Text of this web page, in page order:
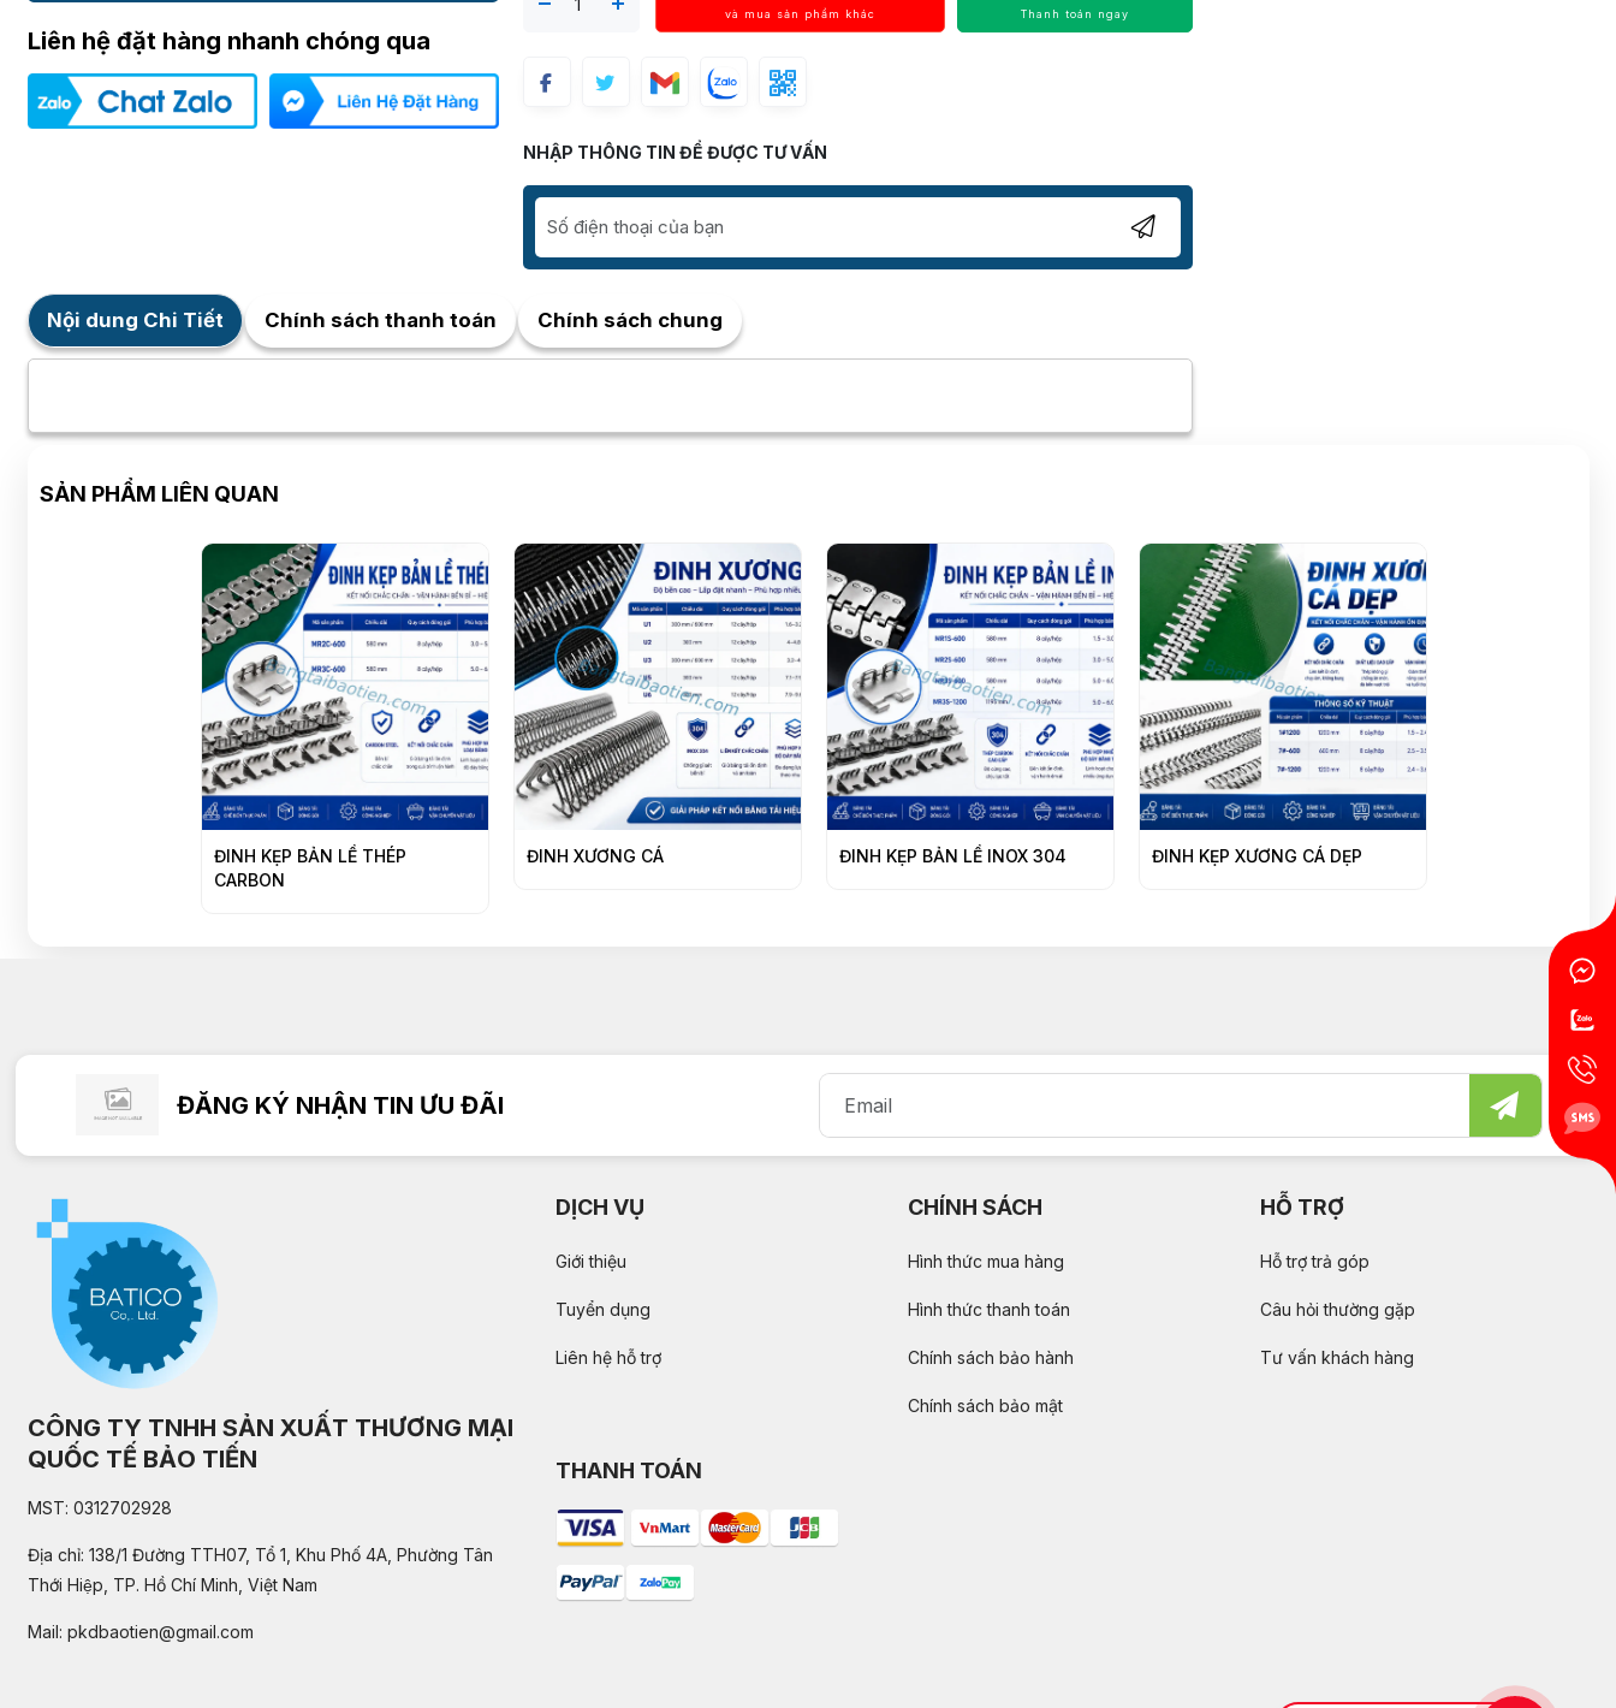
Liên hệ đặt hàng nhanh chóng qua
và mua sản phẩm khác Thanh toán ngay
NHẬP THÔNG TIN ĐỂ ĐƯỢC TƯ VẤN
Nội dung Chi Tiết Chính sách thanh toán Chính sách chung
SẢN PHẨM LIÊN QUAN
ĐINH KẸP BẢN LỀ THÉP
CARBON
ĐINH XƯƠNG CÁ ĐINH KẸP BẢN LỀ INOX 304 ĐINH KẸP XƯƠNG CÁ DẸP
ĐĂNG KÝ NHẬN TIN ƯU ĐÃI
CÔNG TY TNHH SẢN XUẤT THƯƠNG MẠI
QUỐC TẾ BẢO TIẾN
MST: 0312702928
Địa chỉ: 138/1 Đường TTH07, Tổ 1, Khu Phố 4A, Phường Tân
Thới Hiệp, TP. Hồ Chí Minh, Việt Nam
Mail: pkdbaotien@gmail.com
DỊCH VỤ
Giới thiệu
Tuyển dụng
Liên hệ hỗ trợ
CHÍNH SÁCH
Hình thức mua hàng
Hình thức thanh toán
Chính sách bảo hành
Chính sách bảo mật
HỖ TRỢ
Hỗ trợ trả góp
Câu hỏi thường gặp
Tư vấn khách hàng
THANH TOÁN